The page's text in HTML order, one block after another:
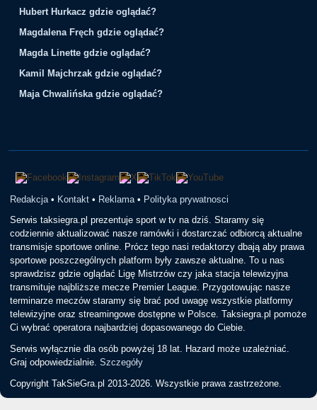
Hubert Hurkacz gdzie oglądać?
Magdalena Fręch gdzie oglądać?
Magda Linette gdzie oglądać?
Kamil Majchrzak gdzie oglądać?
Maja Chwalińska gdzie oglądać?
Redakcja • Kontakt • Reklama • Polityka prywatnosci
Serwis taksiegra.pl prezentuje sport w tv na dziś. Staramy się
codziennie aktualizować nasze ramówki i dostarczać odbiorcą aktualne
transmisje sportowe online. Prócz tego nasi redaktorzy dbają aby prawa
sportowe poszczególnych platform były zawsze aktualne. To u nas
sprawdzisz gdzie oglądać Ligę Mistrzów czy jaka stacja telewizyjna
transmituje najbliższe mecze Premier League. Przygotowując nasze
terminarze meczów staramy się brać pod uwagę wszystkie platformy
telewizyjne oraz streamingowe dostępne w Polsce. Taksiegra.pl pomoże
Ci wybrać operatora najbardziej dopasowanego do Ciebie.
Serwis wyłącznie dla osób powyżej 18 lat. Hazard może uzależniać.
Graj odpowiedzialnie.Szczegóły
Copyright TakSieGra.pl 2013-2026. Wszystkie prawa zastrzeżone.